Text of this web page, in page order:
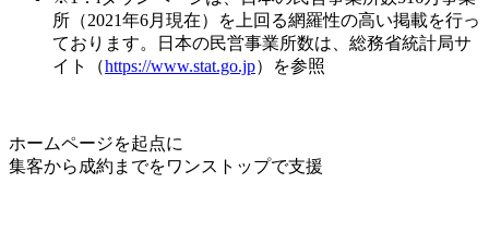
所（2021年6月現在）を上回る網羅性の高い掲載を行っ
ております。日本の民営事業所数は、総務省統計局サ
イト（https://www.stat.go.jp）を参照
ホームページを起点に
集客から成約までをワンストップで支援